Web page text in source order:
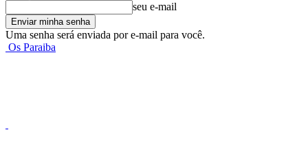
seu e-mail
Uma senha será enviada por e-mail para você.
Os Paraiba